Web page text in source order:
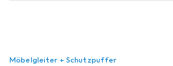
Möbelgleiter + Schutzpuffer